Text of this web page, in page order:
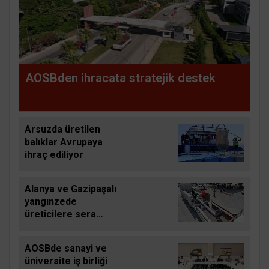
AOSBden ihracata stratejik destek
Arsuzda üretilen
balıklar Avrupaya
ihraç ediliyor
Alanya ve Gazipaşalı
yangınzede
üreticilere sera
AOSBde sanayi ve
üniversite iş birliği